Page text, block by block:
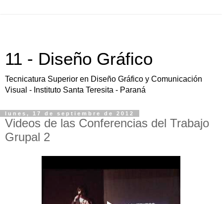
11 - Diseño Gráfico
Tecnicatura Superior en Diseño Gráfico y Comunicación
Visual - Instituto Santa Teresita - Paraná
lunes, 17 de septiembre de 2012
Videos de las Conferencias del Trabajo
Grupal 2